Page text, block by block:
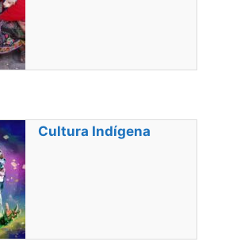
Cultura Indígena